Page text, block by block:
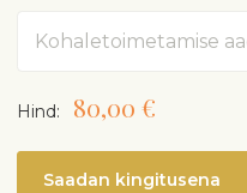
Värsket
Kaunist sangaga
*Pika puitkäsitöö
Interflorale valminud ehe
Hind: 80,00 €
Saadan kingitusena